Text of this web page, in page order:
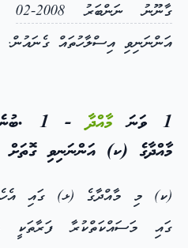
ގާނޫނު ނަންބަރު 2008-02
އަންނަނިވި އިސްލާހުތައް ގެނައުން.
1 ވަނަ މާއްދާ
މާއްދާގެ (ކ) އަންނަނިވި ގޮތަށް
(ކ) މި މާއްދާގެ (ޅ) ގައި
ގައި މަސައްކަތްކުރާ ފަރާތަކީ